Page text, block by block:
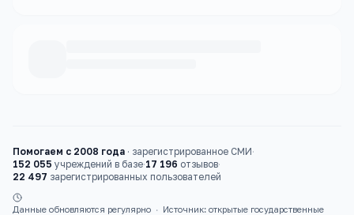
Помогаем с 2008 года · зарегистрированное СМИ·
152 055 учреждений в базе·17 196 отзывов·
22 497 зарегистрированных пользователей
Данные обновляются регулярно ·
Источник: открытые государственные